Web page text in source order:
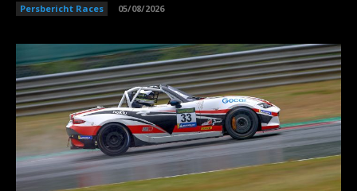
Persbericht Races 05/08/2026